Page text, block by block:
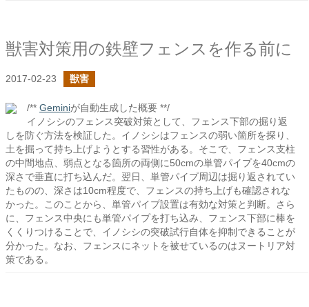
獣害対策用の鉄壁フェンスを作る前に
2017-02-23 獣害
/** Geminiが自動生成した概要 **/
イノシシのフェンス突破対策として、フェンス下部の掘り返
しを防ぐ方法を検証した。イノシシはフェンスの弱い箇所を探り、
土を掘って持ち上げようとする習性がある。そこで、フェンス支柱
の中間地点、弱点となる箇所の両側に50cmの単管パイプを40cmの
深さで垂直に打ち込んだ。翌日、単管パイプ周辺は掘り返されてい
たものの、深さは10cm程度で、フェンスの持ち上げも確認されな
かった。このことから、単管パイプ設置は有効な対策と判断。さら
に、フェンス中央にも単管パイプを打ち込み、フェンス下部に棒を
くくりつけることで、イノシシの突破試行自体を抑制できることが
分かった。なお、フェンスにネットを被せているのはヌートリア対
策である。